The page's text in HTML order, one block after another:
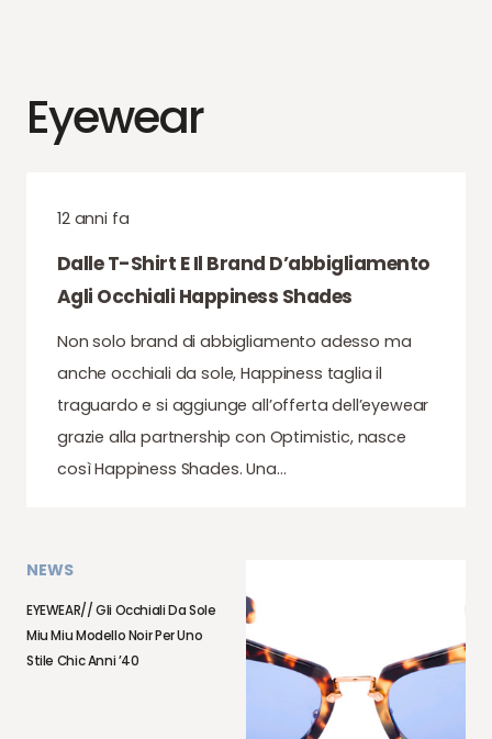
Eyewear
12 anni fa
Dalle T-Shirt E Il Brand D’abbigliamento
Agli Occhiali Happiness Shades
Non solo brand di abbigliamento adesso ma
anche occhiali da sole, Happiness taglia il
traguardo e si aggiunge all’offerta dell’eyewear
grazie alla partnership con Optimistic, nasce
così Happiness Shades. Una…
NEWS
EYEWEAR// Gli Occhiali Da Sole
Miu Miu Modello Noir Per Uno
Stile Chic Anni ’40